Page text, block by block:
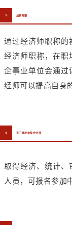
3 加薪升职
通过经济师职称的
经济师职称，在职
企事业单位会通过
经师可以提高自身
4 无门槛考中级会计师
取得经济、统计、
人员，可报名参加